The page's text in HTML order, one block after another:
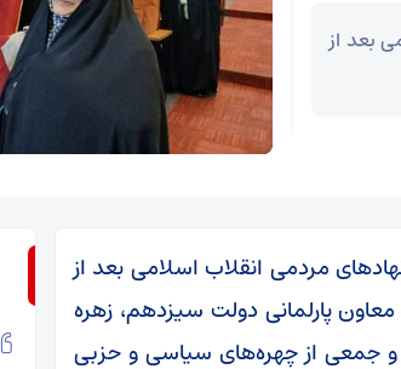
بعد از
مردمی انقلاب اسلامی بعد از
حسینی معاون پارلمانی دولت سیزدهم، زهره
و جمعی از چهره‌های سیاسی و حزبی